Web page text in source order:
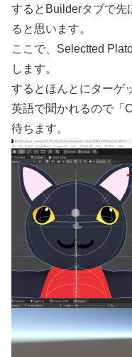
するとBuilderタブで先
ると思います。
ここで、Selectted
します。
するとほんとにターゲ
英語で聞かれるので「
待ちます。